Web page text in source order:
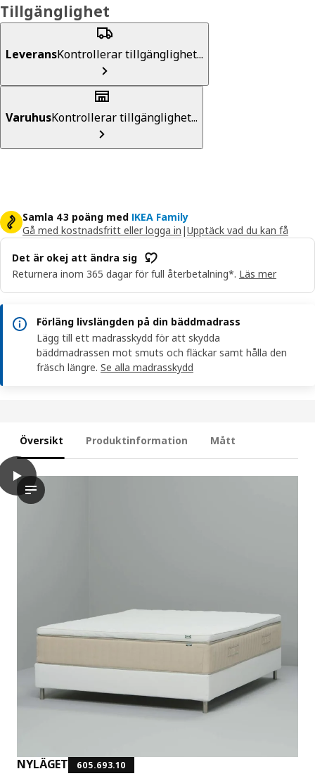
Tillgänglighet
LeveransKontrollerar tillgänglighet...
VaruhusKontrollerar tillgänglighet...
Samla 43 poäng med IKEA Family
Gå med kostnadsfritt eller logga in |Upptäck vad du kan få
Det är okej att ändra sig
Returnera inom 365 dagar för full återbetalning*. Läs mer
Förläng livslängden på din bäddmadrass
Lägg till ett madrasskydd för att skydda
bäddmadrassen mot smuts och fläckar samt hålla den
fräsch längre. Se alla madrasskydd
Översikt Produktinformation Mått
NYLÄGET 605.693.10
play
Videon visar en demonstration av NYLÄGET-
NYLÄGET Bäddmadrass, vit, 90x200 cm